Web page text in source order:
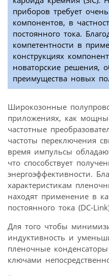
приборов требует
компонентов, в
постоянного тока.
компетентности в
конструкциях
новаторские решения,
преимущества новых
Широкозонные
приложениях, как
частотные
частоты переключения
время импульсы
что способствует
энергоэффективности.
характеристикам
находят применение в
постоянного тока (DC-
Для того чтобы
индуктивность и
пленочные
ключами